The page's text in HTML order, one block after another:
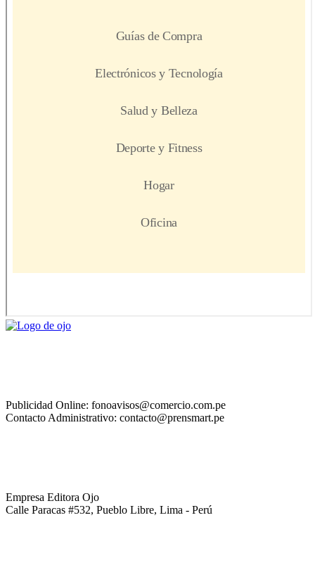
Publicidad Online: fonoavisos@comercio.com.pe
Contacto Administrativo: contacto@prensmart.pe
Empresa Editora Ojo
Calle Paracas #532, Pueblo Libre, Lima - Perú